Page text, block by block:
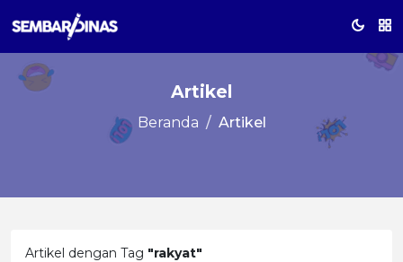
Artikel
Beranda Artikel
Artikel dengan Tag "rakyat"